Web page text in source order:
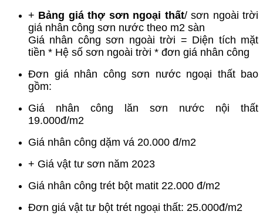
+ Bảng giá thợ sơn ngoại thất/ sơn ngoài trời
giá nhân công sơn nước theo m2 sàn
Giá nhân công sơn ngoài trời = Diện tích mặt
tiền * Hệ số sơn ngoài trời * đơn giá nhân công
Đơn giá nhân công sơn nước ngoại thất bao
gồm:
Giá nhân công lăn sơn nước nội thất
19.000đ/m2
Giá nhân công dặm vá 20.000 đ/m2
+ Giá vật tư sơn năm 2023
Giá nhân công trét bột matit 22.000 đ/m2
Đơn giá vật tư bột trét ngoại thất: 25.000đ/m2